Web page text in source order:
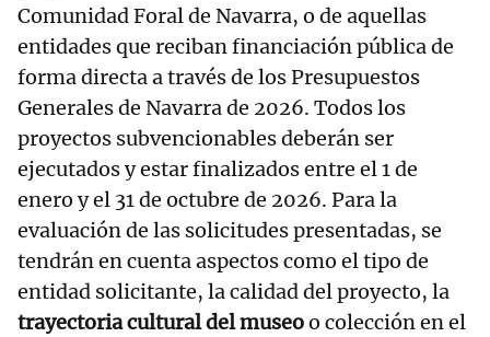
Comunidad Foral de Navarra, o de aquellas
entidades que reciban financiación pública de
forma directa a través de los Presupuestos
Generales de Navarra de 2026. Todos los
proyectos subvencionables deberán ser
ejecutados y estar finalizados entre el 1 de
enero y el 31 de octubre de 2026. Para la
evaluación de las solicitudes presentadas, se
tendrán en cuenta aspectos como el tipo de
entidad solicitante, la calidad del proyecto, la
trayectoria cultural del museoo colección en el